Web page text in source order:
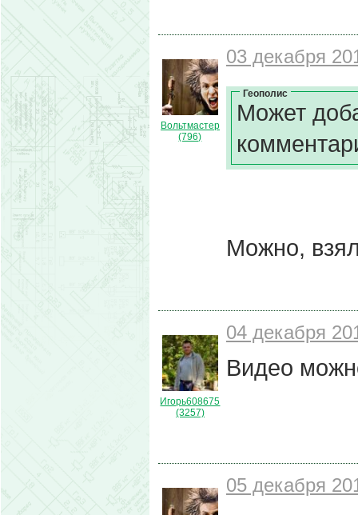
Вольтмастер
(796)
03 декабря
Геополис
Может
Можно,
Игорь608675
(3257)
04 декабря
Видео
05 декабря